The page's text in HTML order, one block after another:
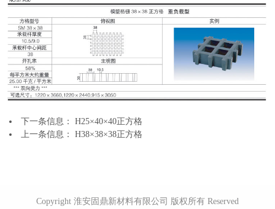
下一条信息： H25×40×40正方格
上一条信息： H38×38×38正方格
Copyright 淮安固鼎新材料有限公司 版权所有 Reserved